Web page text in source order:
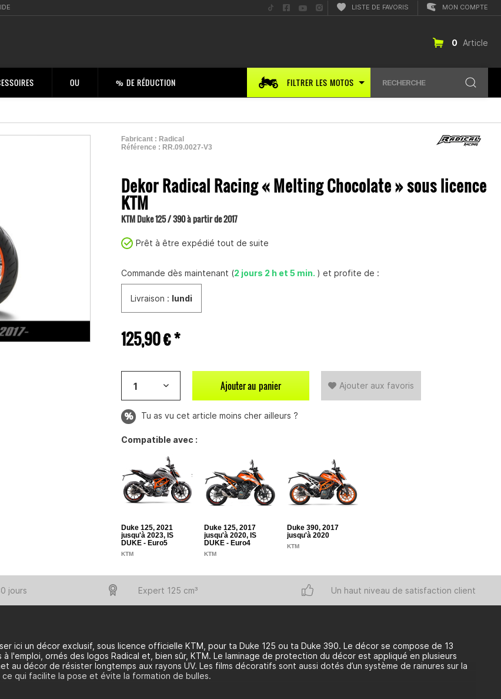
Suis-
nous
Suis-
nous
Suis-
nous
Suis-
nous
LISTE DE FAVORIS MON COMPTE
0 Article
OU % DE RÉDUCTION FILTRER LES MOTOS RECHERCHE
Fabricant : Radical
Référence : RR.09.0027-V3
Dekor Radical Racing « Melting Chocolate » sous licence
KTM
KTM Duke 125 / 390 à partir de 2017
Prêt à être expédié tout de suite
Commande dès maintenant (2 jours 2 h et 5 min. ) et profite de :
Livraison : lundi
125,90 € *
Ajouter au panier Ajouter aux favoris
Tu as vu cet article moins cher ailleurs ?
Compatible avec :
Duke 125, 2021
jusqu'à 2023, IS
DUKE - Euro5
KTM
Duke 125, 2017
jusqu'à 2020, IS
DUKE - Euro4
KTM
Duke 390, 2017
jusqu'à 2020
KTM
jours Expert 125 cm³ Un haut niveau de satisfaction client
ici un décor exclusif, sous licence officielle KTM, pour ta Duke 125 ou ta Duke 390. Le décor se compose de 13
l'emploi, ornés des logos Radical et, bien sûr, KTM. Le laminage de protection du décor est appliqué en plusieurs
au décor de résister longtemps aux rayons UV. Les films décoratifs sont aussi dotés d’un système de rainures sur la
qui facilite la pose et évite la formation de bulles.